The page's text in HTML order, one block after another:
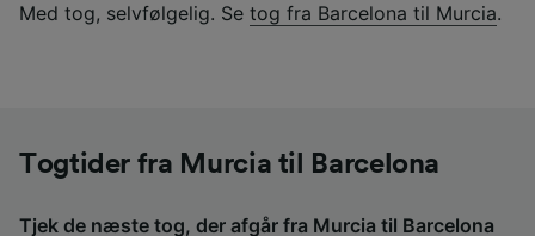
Med tog, selvfølgelig. Se tog fra Barcelona til Murcia.
Togtider fra Murcia til Barcelona
Tjek de næste tog, der afgår fra Murcia til Barcelona